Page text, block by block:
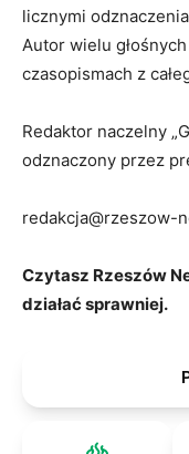
licznymi
Autor wielu
czasopismach z
Redaktor naczelny
odznaczony przez
redakcja@rzeszow-
Czytasz Rzeszów
działać sprawniej.